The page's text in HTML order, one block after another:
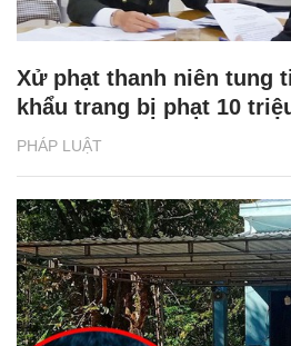
PHÁP LUẬT
Xử phạt thanh niên tung
khẩu trang bị phạt 10